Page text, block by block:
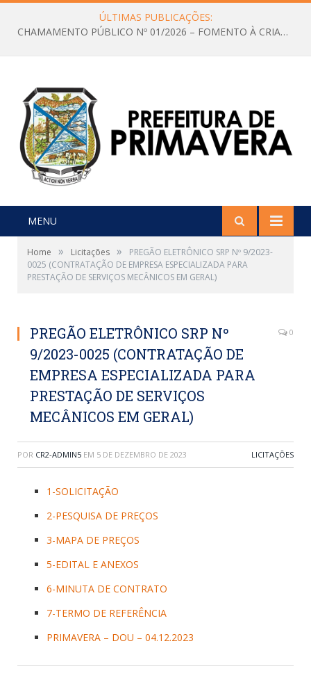
ÚLTIMAS PUBLICAÇÕES:
CHAMAMENTO PÚBLICO Nº 01/2026 – FOMENTO À CRIAÇÃO E A CIRCULAÇÃO DE PRODUÇÕES CULTURAIS – Aldir Blanc
MENU
Home » Licitações »
PREGÃO ELETRÔNICO SRP Nº 9/2023-
0025 (CONTRATAÇÃO DE EMPRESA ESPECIALIZADA PARA
PRESTAÇÃO DE SERVIÇOS MECÂNICOS EM GERAL)
PREGÃO ELETRÔNICO SRP Nº
9/2023-0025 (CONTRATAÇÃO DE
EMPRESA ESPECIALIZADA PARA
PRESTAÇÃO DE SERVIÇOS
MECÂNICOS EM GERAL)
0
POR CR2-ADMIN5 EM 5 DE DEZEMBRO DE 2023 LICITAÇÕES
1-SOLICITAÇÃO
2-PESQUISA DE PREÇOS
3-MAPA DE PREÇOS
5-EDITAL E ANEXOS
6-MINUTA DE CONTRATO
7-TERMO DE REFERÊNCIA
PRIMAVERA – DOU – 04.12.2023